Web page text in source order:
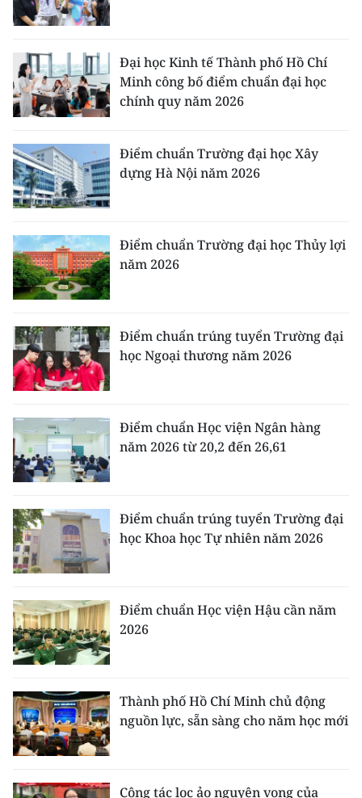
Đại học Kinh tế Thành phố Hồ Chí
Minh công bố điểm chuẩn đại học
chính quy năm 2026
Điểm chuẩn Trường đại học Xây
dựng Hà Nội năm 2026
Điểm chuẩn Trường đại học Thủy lợi
năm 2026
Điểm chuẩn trúng tuyển Trường đại
học Ngoại thương năm 2026
Điểm chuẩn Học viện Ngân hàng
năm 2026 từ 20,2 đến 26,61
Điểm chuẩn trúng tuyển Trường đại
học Khoa học Tự nhiên năm 2026
Điểm chuẩn Học viện Hậu cần năm
2026
Thành phố Hồ Chí Minh chủ động
nguồn lực, sẵn sàng cho năm học mới
Công tác lọc ảo nguyện vọng của